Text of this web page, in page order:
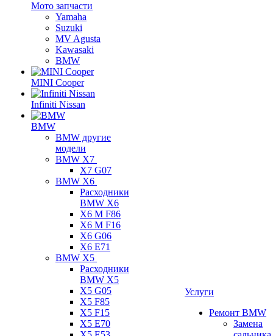
Мото запчасти
Yamaha
Suzuki
MV Agusta
Kawasaki
BMW
MINI Cooper
Infiniti Nissan
BMW
BMW другие
модели
BMW X7
X7 G07
BMW X6
Расходники
BMW X6
X6 M F86
X6 M F16
X6 G06
X6 E71
BMW X5
Расходники
BMW X5
X5 G05
X5 F85
X5 F15
X5 E70
Услуги
Ремонт BMW
Замена